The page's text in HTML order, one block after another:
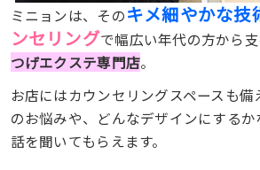
ミニョンは、そのキメ細やかな技
ンセリングで幅広い年代の方から
つげエクステ専門店。
お店にはカウンセリングスペースも備
のお悩みや、どんなデザインにする
話を聞いてもらえます。